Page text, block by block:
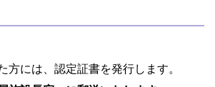
方には、認定証書を発行します。